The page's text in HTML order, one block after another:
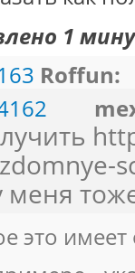
1
Roffun:
меня
это